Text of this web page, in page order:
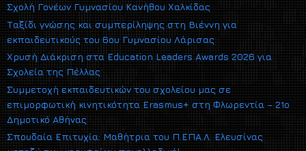
Σχολή Γονέων Γυμνασίου Κανήθου Χαλκίδας
Ταξίδι γνώσης και συμπερίληψης στη Βιέννη για
εκπαιδευτικούς του 6ου Γυμνασίου Λάρισας
Χρυσή Διάκριση στα Education Leaders Awards 2026 για
Σχολεία της Πέλλας
Συμμετοχή εκπαιδευτικών του σχολείου μας σε
επιμορφωτική κινητικότητα Erasmus+ στη Φλωρεντία – 21ο
Δημοτικό Αθήνας
Σπουδαία Επιτυχία: Μαθήτρια του Π.ΕΠΑ.Λ. Ελευσίνας